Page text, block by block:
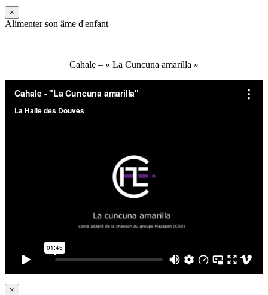
×
Alimenter son âme d'enfant
Cahale – « La Cuncuna amarilla »
×